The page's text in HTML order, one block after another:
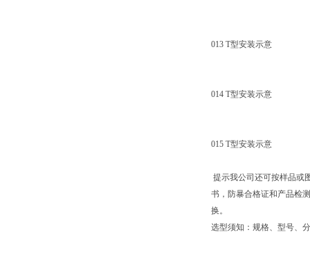
013 T型安装示意
014 T型安装示意
015 T型安装示意
提示我公司还可按样品或
书，防暴合格证和产品检
换。
选型须知：规格、型号、